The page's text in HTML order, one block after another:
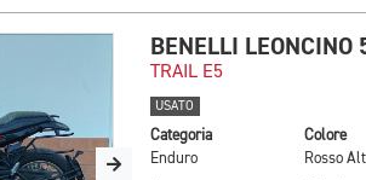
BENELLI LEONCINO
TRAIL E5
USATO
Categoria
Enduro
Colore
Rosso